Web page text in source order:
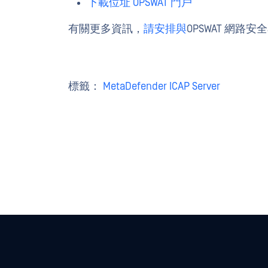
有關更多資訊， 請安排與OPSWAT 網路安
標籤： MetaDefender ICAP Server